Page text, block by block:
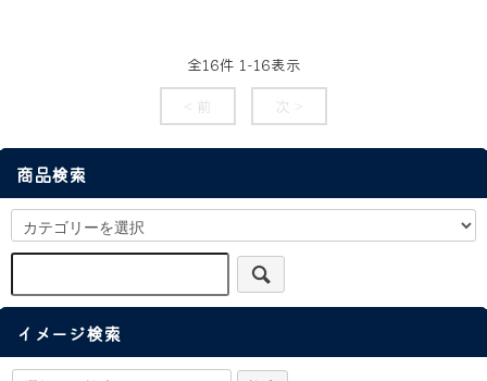
全16件 1-16表示
< 前
次 >
商品検索
イメージ検索